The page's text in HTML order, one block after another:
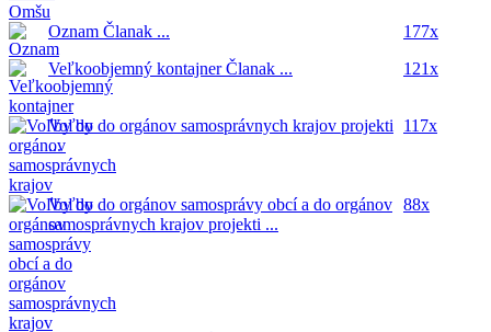
Oznam Članak ...
177x
Veľkoobjemný kontajnerČlanak ... 121x
Voľby do orgánov samosprávnych krajov projekti
...
117x
Voľby do orgánov samosprávy obcí a do orgánov
samosprávnych krajov projekti ...
88x